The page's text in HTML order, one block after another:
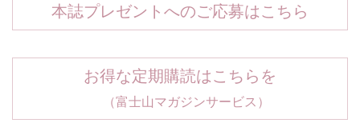
本誌プレゼントへのご応募はこちら
お得な定期購読はこちらを
（富士山マガジンサービス）